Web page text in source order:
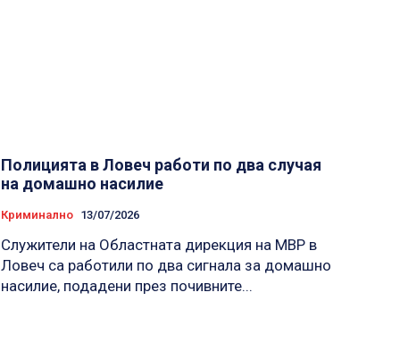
Полицията в Ловеч работи по два случая
на домашно насилие
Криминално 13/07/2026
Служители на Областната дирекция на МВР в
Ловеч са работили по два сигнала за домашно
насилие, подадени през почивните...